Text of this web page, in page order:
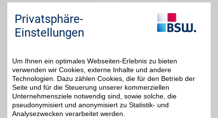
Zum Partnerprofil
4%
Aus über 40.000
Produkten im Online
Baumarkt
Heimwerkerprodukte für
Haus und Garten bequem
online bestellen. Mit BSW-
Vorteil beim Kauf sparen.
Privatsphäre-
Einstellungen
Um Ihnen ein optimales Webseiten-Erlebnis zu bieten
verwenden wir Cookies, externe Inhalte und andere
Technologien. Dazu zählen Cookies, die für den Betrieb der
Seite und für die Steuerung unserer kommerziellen
Unternehmensziele notwendig sind, sowie solche, die
pseudonymisiert und anonymisiert zu Statistik- und
Analysezwecken verarbeitet werden.